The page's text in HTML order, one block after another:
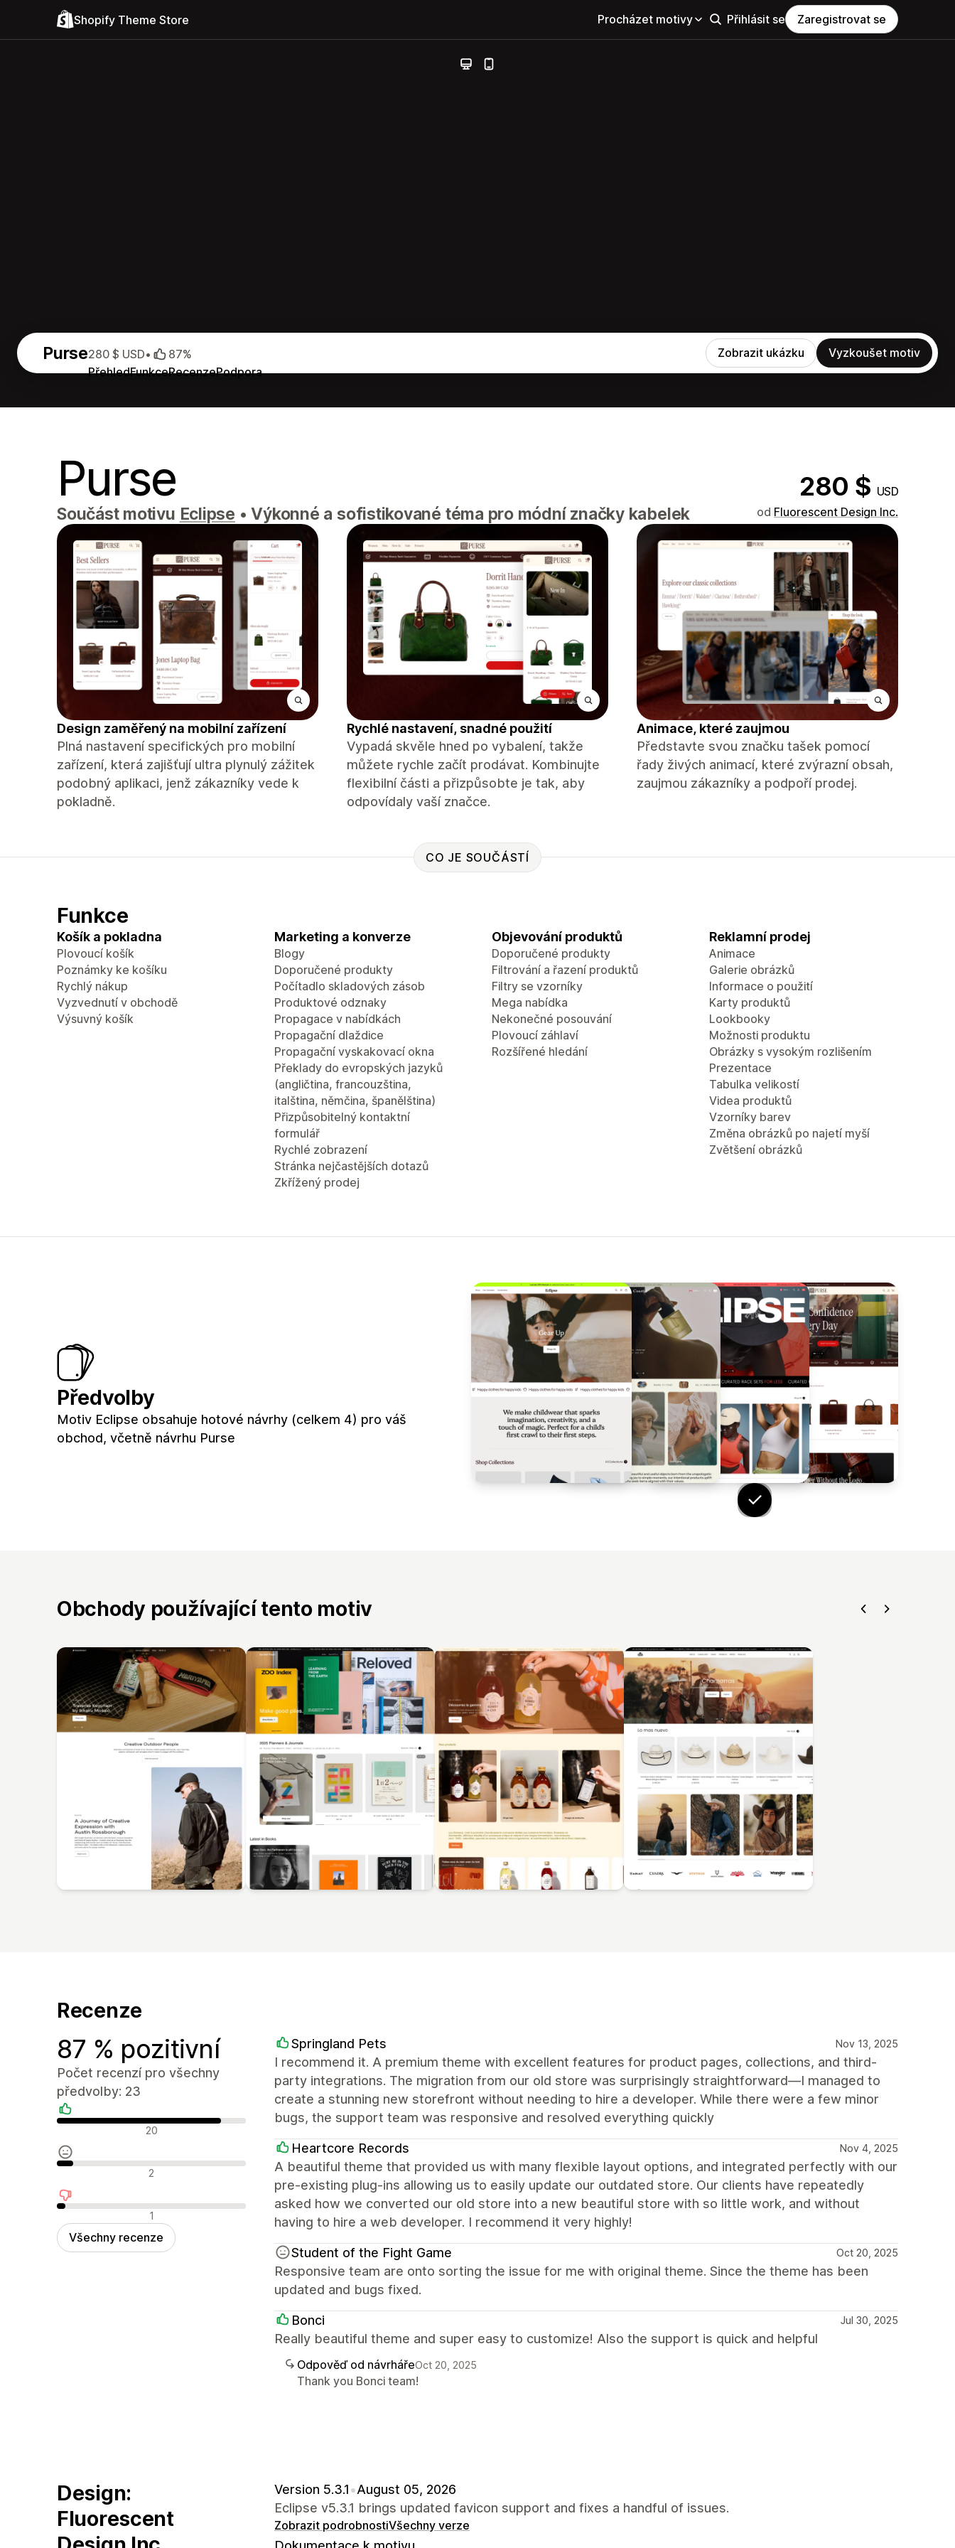
Shopify Theme Store Procházet motivy Přihlásit se Zaregistrovat se
Purse
PřehledFunkceRecenzePodpora
280 $ USD• 87% Zobrazit ukázku Vyzkoušet motiv
Purse 280 $ USD
Součást motivu Eclipse • Výkonné a sofistikované téma pro módní značky kabelek od Fluorescent Design Inc.
Design zaměřený na mobilní zařízení
Plná nastavení specifických pro mobilní
zařízení, která zajišťují ultra plynulý zážitek
podobný aplikaci, jenž zákazníky vede k
pokladně.
Rychlé nastavení, snadné použití
Vypadá skvěle hned po vybalení, takže
můžete rychle začít prodávat. Kombinujte
flexibilní části a přizpůsobte je tak, aby
odpovídaly vaší značce.
Animace, které zaujmou
Představte svou značku tašek pomocí
řady živých animací, které zvýrazní obsah,
zaujmou zákazníky a podpoří prodej.
CO JE SOUČÁSTÍ
Funkce
Košík a pokladna
Plovoucí košík
Poznámky ke košíku
Rychlý nákup
Vyzvednutí v obchodě
Výsuvný košík
Marketing a konverze
Blogy
Doporučené produkty
Počítadlo skladových zásob
Produktové odznaky
Propagace v nabídkách
Propagační dlaždice
Propagační vyskakovací okna
Překlady do evropských jazyků
(angličtina, francouzština,
italština, němčina, španělština)
Přizpůsobitelný kontaktní
formulář
Rychlé zobrazení
Stránka nejčastějších dotazů
Zkřížený prodej
Objevování produktů
Doporučené produkty
Filtrování a řazení produktů
Filtry se vzorníky
Mega nabídka
Nekonečné posouvání
Plovoucí záhlaví
Rozšířené hledání
Reklamní prodej
Animace
Galerie obrázků
Informace o použití
Karty produktů
Lookbooky
Možnosti produktu
Obrázky s vysokým rozlišením
Prezentace
Tabulka velikostí
Videa produktů
Vzorníky barev
Změna obrázků po najetí myší
Zvětšení obrázků
Předvolby
Motiv Eclipse obsahuje hotové návrhy (celkem 4) pro váš
obchod, včetně návrhu Purse
Obchody používající tento motiv
Recenze
87 % pozitivní
Počet recenzí pro všechny
předvolby: 23
Pozitivní recenze20
Neutrální recenze2
Negativní recenze1
Všechny recenze
Springland Pets Nov 13, 2025
I recommend it. A premium theme with excellent features for product pages, collections, and third-
party integrations. The migration from our old store was surprisingly straightforward—I managed to
create a stunning new storefront without needing to hire a developer. While there were a few minor
bugs, the support team was responsive and resolved everything quickly
Heartcore Records Nov 4, 2025
A beautiful theme that provided us with many flexible layout options, and integrated perfectly with our
pre-existing plug-ins allowing us to easily update our outdated store. Our clients have repeatedly
asked how we converted our old store into a new beautiful store with so little work, and without
having to hire a web developer. I recommend it very highly!
Student of the Fight Game Oct 20, 2025
Responsive team are onto sorting the issue for me with original theme. Since the theme has been
updated and bugs fixed.
Bonci Jul 30, 2025
Really beautiful theme and super easy to customize! Also the support is quick and helpful
Odpověď od návrhářeOct 20, 2025
Thank you Bonci team!
Design:
Fluorescent
Version 5.3.1•August 05, 2026
Eclipse v5.3.1 brings updated favicon support and fixes a handful of issues.
Zobrazit podrobnostiVšechny verze